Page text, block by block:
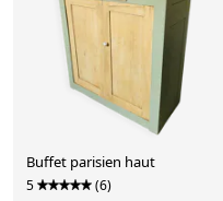
Buffet parisien haut
5 (6)